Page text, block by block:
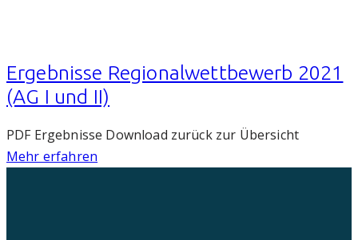
Ergebnisse Regionalwettbewerb 2021
(AG I und II)
PDF Ergebnisse Download zurück zur Übersicht
Mehr erfahren